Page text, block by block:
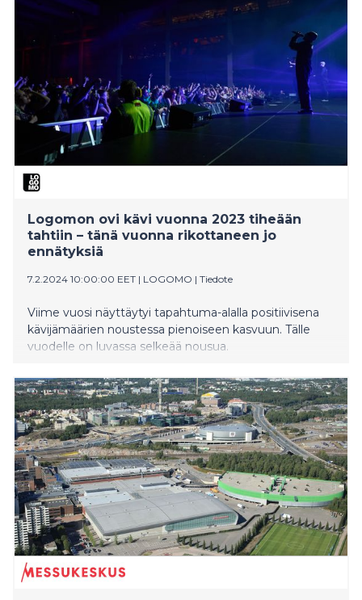
Logomon ovi kävi vuonna 2023 tiheään
tahtiin – tänä vuonna rikottaneen jo
ennätyksiä
7.2.2024 10:00:00 EET | LOGOMO | Tiedote
Viime vuosi näyttäytyi tapahtuma-alalla positiivisena
kävijämäärien noustessa pienoiseen kasvuun. Tälle
vuodelle on luvassa selkeää nousua.